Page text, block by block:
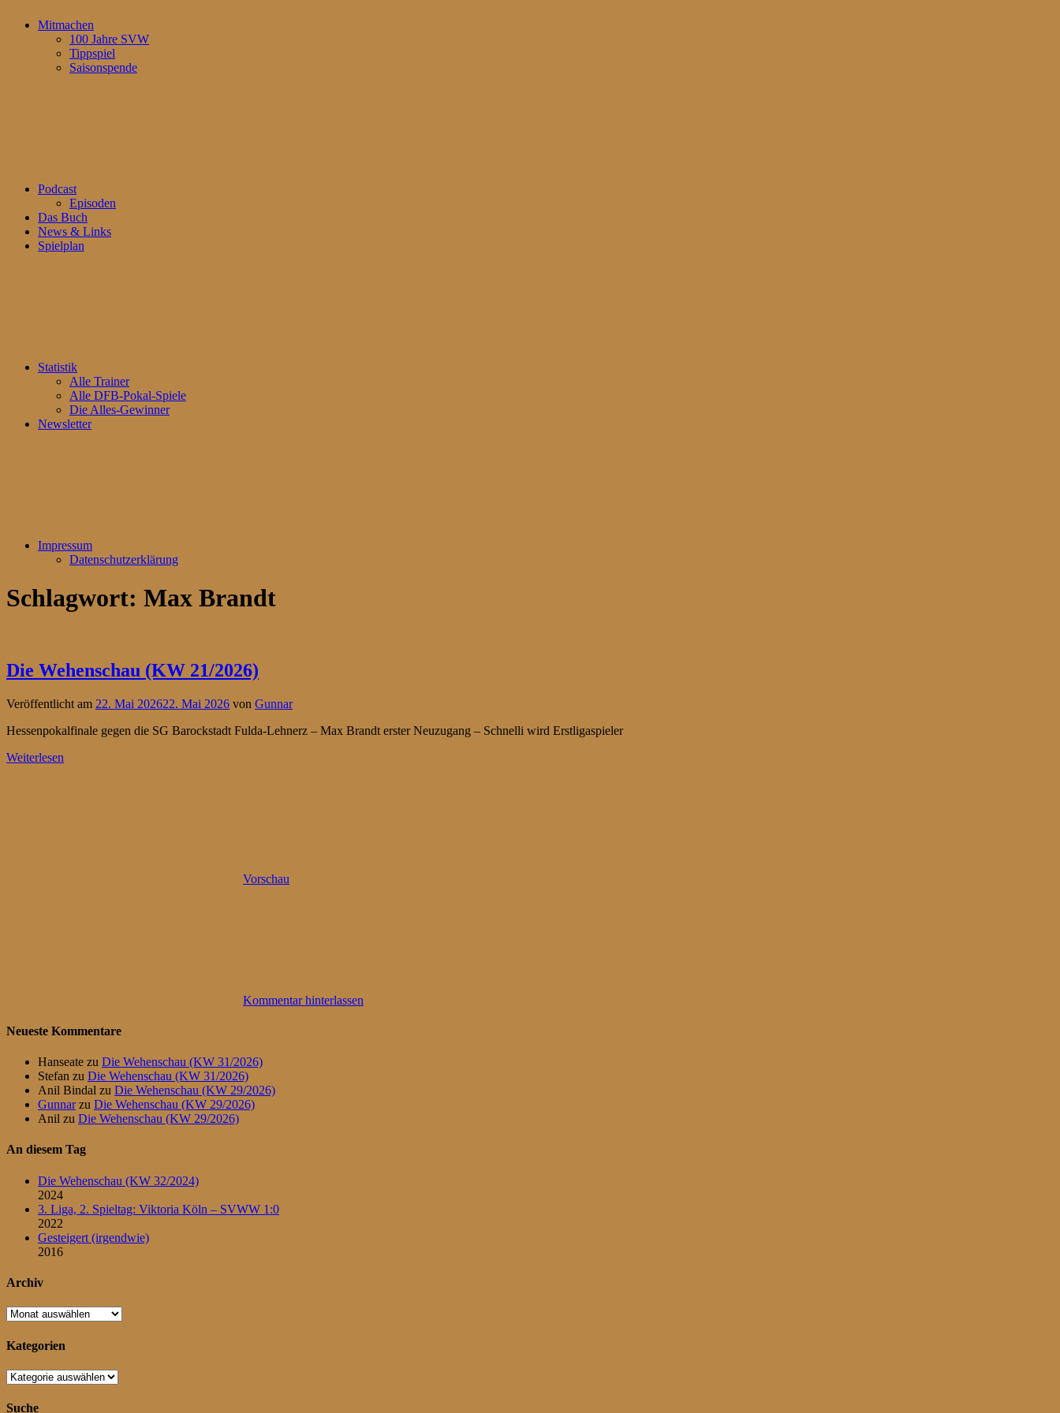
Mitmachen
100 Jahre SVW
Tippspiel
Saisonspende
Podcast
Episoden
Das Buch
News & Links
Spielplan
Statistik
Alle Trainer
Alle DFB-Pokal-Spiele
Die Alles-Gewinner
Newsletter
Impressum
Datenschutzerklärung
Schlagwort: Max Brandt
Die Wehenschau (KW 21/2026)
Veröffentlicht am 22. Mai 202622. Mai 2026 von Gunnar
Hessenpokalfinale gegen die SG Barockstadt Fulda-Lehnerz – Max Brandt erster Neuzugang – Schnelli wird Erstligaspieler
Weiterlesen
Vorschau
Kommentar hinterlassen
Neueste Kommentare
Hanseate zu Die Wehenschau (KW 31/2026)
Stefan zu Die Wehenschau (KW 31/2026)
Anil Bindal zu Die Wehenschau (KW 29/2026)
Gunnarzu Die Wehenschau (KW 29/2026)
Anil zu Die Wehenschau (KW 29/2026)
An diesem Tag
Die Wehenschau (KW 32/2024)
2024
3. Liga, 2. Spieltag: Viktoria Köln – SVWW 1:0
2022
Gesteigert (irgendwie)
2016
Archiv
Archiv
Kategorien
Kategorien
Suche